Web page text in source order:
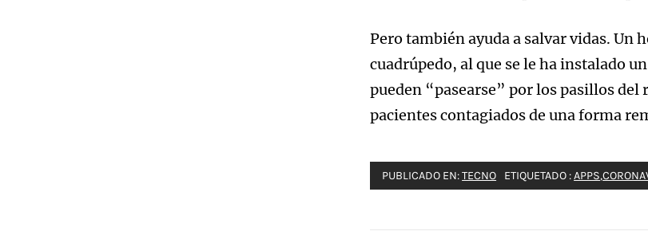
Pero también ayuda a salvar vidas. Un
cuadrúpedo, al que se le ha instalado
pueden “pasearse” por los pasillos
pacientes contagiados de una forma
PUBLICADO EN:TECNO ETIQUETADO :APPS,